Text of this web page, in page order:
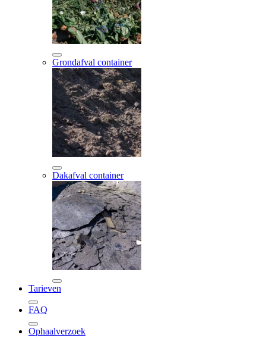
Grondafval container
Dakafval container
Tarieven
FAQ
Ophaalverzoek